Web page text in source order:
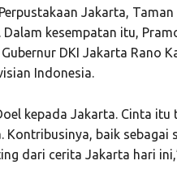
Jakarta,
kesempatan itu,
DKI Jakarta Rano
Indonesia.
kepada Jakarta. Cinta itu
baik sebagai
dari cerita Jakarta hari